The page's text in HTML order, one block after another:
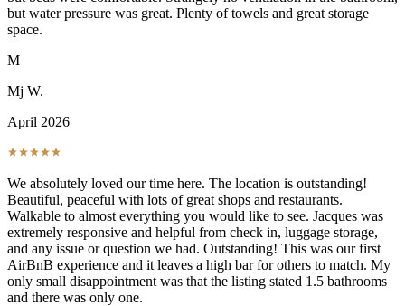
but water pressure was great. Plenty of towels and great storage
space.
M
Mj W.
April 2026
We absolutely loved our time here. The location is outstanding!
Beautiful, peaceful with lots of great shops and restaurants.
Walkable to almost everything you would like to see. Jacques was
extremely responsive and helpful from check in, luggage storage,
and any issue or question we had. Outstanding! This was our first
AirBnB experience and it leaves a high bar for others to match. My
only small disappointment was that the listing stated 1.5 bathrooms
and there was only one.